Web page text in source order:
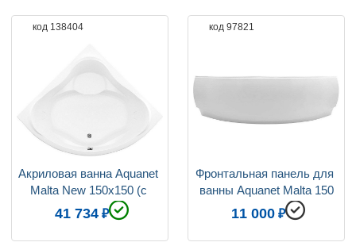
Толщина листа, см
Расположение слива-перелива
Установка возможна
Гарантия производителя
код 138404
Акриловая ванна Aquanet
Malta New 150x150 (с
каркасом)
41 734
код 97821
Фронтальная панель для
ванны Aquanet Malta 150
11 000